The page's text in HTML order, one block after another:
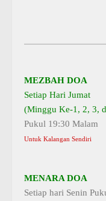
MEZBAH DOA
Setiap Hari Jumat
(Minggu Ke-1, 2, 3,
Pukul 19:30 Malam
Untuk Kalangan Sendiri
MENARA DOA
Setiap hari Senin